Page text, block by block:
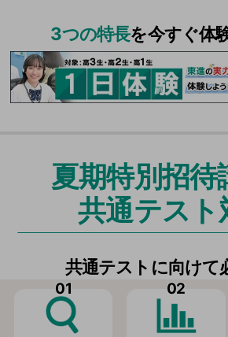
3つの特長を今すぐ体
夏期特別招待
共通テスト
共通テストに向けて
01 02